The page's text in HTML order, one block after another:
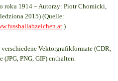
roku 1914 – Autorzy: Piotr Chomicki,
2015) (Quelle:
)
Vektorgrafikformate (CDR,
(JPG, PNG, GIF) enthalten.